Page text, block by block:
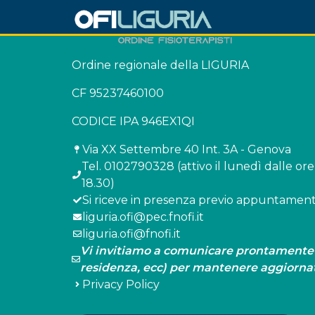
Ordine regionale della LIGURIA
CF 95237460100
CODICE IPA 946EX1QI
Via XX Settembre 40 Int. 3A - Genova
Tel. 0102790328 (attivo il lunedì dalle
18.30)
Si riceve in presenza previo
liguria.ofi@pec.fnofi.it
liguria.ofi@fnofi.it
Vi invitiamo a comunicare
residenza, ecc) per mantenere
Privacy Policy